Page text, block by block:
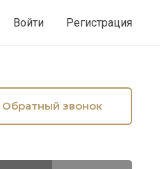
Войти Регистрация
Обратный звонок